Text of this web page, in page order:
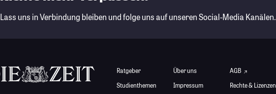
Lass uns in Verbindung bleiben und folge uns auf unseren Social-Media Kanälen.
Ratgeber
Studienthemen
Über uns
Impressum
AGB
Rechte & Lizenzen